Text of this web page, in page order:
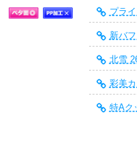
プラ
新バ
北雪
彩美
特Aク